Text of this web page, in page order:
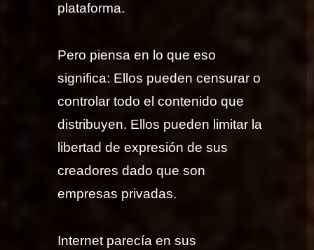
plataforma.
Pero piensa en lo que eso
significa: Ellos pueden censurar o
controlar todo el contenido que
distribuyen. Ellos pueden limitar la
libertad de expresión de sus
creadores dado que son
empresas privadas.
Internet parecía en sus